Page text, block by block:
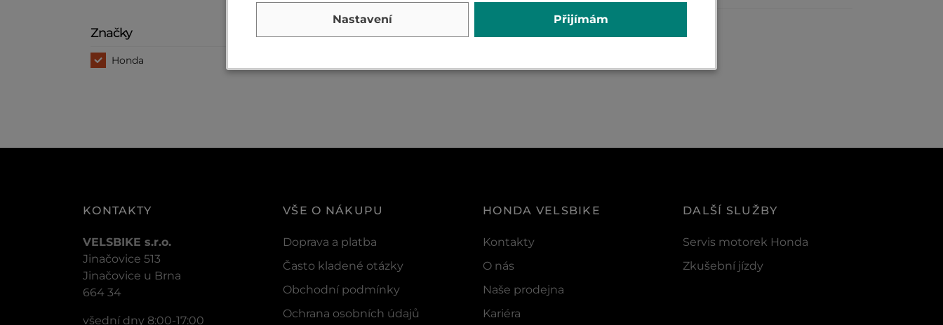
Značky
Honda
KONTAKTY
VELSBIKE s.r.o.
Jinačovice 513
Jinačovice u Brna
664 34
všední dny 8:00-17:00
VŠE O NÁKUPU
Doprava a platba
Často kladené otázky
Obchodní podmínky
Ochrana osobních údajů
HONDA VELSBIKE
Kontakty
O nás
Naše prodejna
Kariéra
DALŠÍ SLUŽBY
Servis motorek Honda
Zkušební jízdy
Nastavení Přijímám